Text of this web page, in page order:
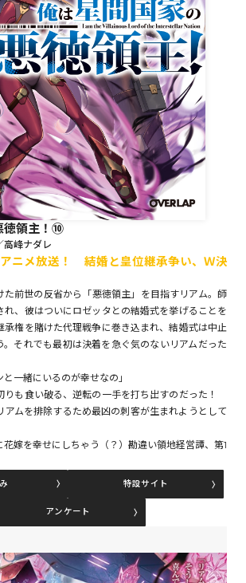
オーバーラップノベルスf
ロサージュノベルス
コミックガルド
コミッククリエ
コミックパルフェ
コミックエッセイ
閉じる
徳領主！⑩
峰ナダレ
ニメ放送！ 結婚と皇位継承争い、Ｗ決
た前世の反省から「悪徳領主」を目指すリアム。師
れ、彼はついにロゼッタとの結婚式を挙げることを
承権を賭けた代理戦争に巻き込まれ、結婚式は中止
。それでも最初は決着を急ぐ気のないリアムだった
と一緒にいるのが幸せなの」
りも食い破る、逆転の一手を打ち出すのだった！
アムを排除するため最凶の刺客が生まれようとして
嫁を幸せにしちゃう（？）勘違い領地経営譚、第1
特設サイト
アンケート